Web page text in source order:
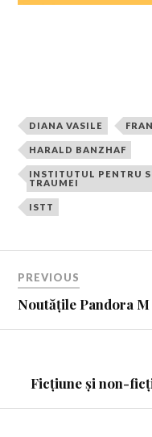
DIANA VASILE
HARALD BANZHAF
INSTITUTUL PENTRU
TRAUMEI
ISTT
PREVIOUS
Noutățile Pandora M
Ficțiune și non-